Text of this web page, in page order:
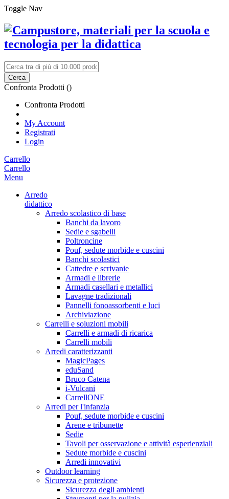
Toggle Nav
Cerca
Confronta Prodotti ()
Confronta Prodotti
My Account
Registrati
Login
Carrello
Carrello
Menu
Arredo
didattico
Arredo scolastico di base
Banchi da lavoro
Sedie e sgabelli
Poltroncine
Pouf, sedute morbide e cuscini
Banchi scolastici
Cattedre e scrivanie
Armadi e librerie
Armadi casellari e metallici
Lavagne tradizionali
Pannelli fonoassorbenti e luci
Archiviazione
Carrelli e soluzioni mobili
Carrelli e armadi di ricarica
Carrelli mobili
Arredi caratterizzanti
MagicPages
eduSand
Bruco Catena
i-Vulcani
CarrellONE
Arredi per l'infanzia
Pouf, sedute morbide e cuscini
Arene e tribunette
Sedie
Tavoli per osservazione e attività esperienziali
Sedute morbide e cuscini
Arredi innovativi
Outdoor learning
Sicurezza e protezione
Sicurezza degli ambienti